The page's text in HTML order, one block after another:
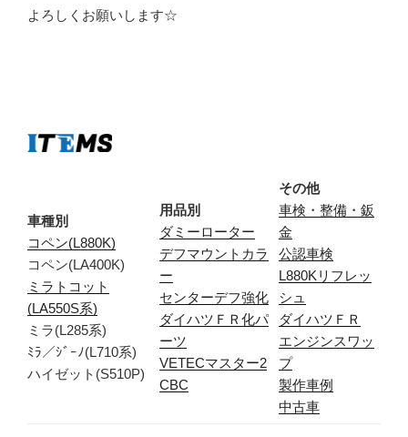
よろしくお願いします☆
車種別
コペン(L880K)
コペン(LA400K)
ミラトコット
(LA550S系)
ミラ(L285系)
ﾐﾗ／ｼﾞｰﾉ(L710系)
ハイゼット(S510P)
用品別
ダミーローター
デフマウントカラ
ー
センターデフ強化
ダイハツＦＲ化パ
ーツ
VETECマスター2
CBC
その他
車検・整備・鈑
金
公認車検
L880Kリフレッ
シュ
ダイハツＦＲ
エンジンスワッ
プ
製作車例
中古車